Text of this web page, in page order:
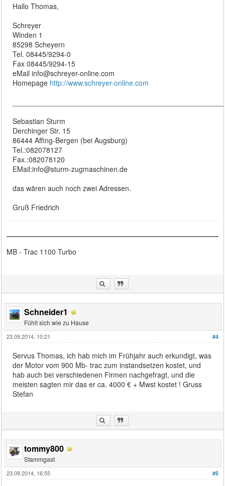
Hallo Thomas,
Schreyer
Winden 1
85298 Scheyern
Tel. 08445/9294-0
Fax 08445/9294-15
eMail info@schreyer-online.com
Homepage http://www.schreyer-online.com
Sebastian Sturm
Derchinger Str. 15
86444 Affing-Bergen (bei Augsburg)
Tel.:082078127
Fax.:082078120
EMail:info@sturm-zugmaschinen.de
das wären auch noch zwei Adressen.
Gruß Friedrich
MB - Trac 1100 Turbo
Schneider1
Fühlt sich wie zu Hause
#4
23.09.2014, 10:21
Servus Thomas, ich hab mich im Frühjahr auch erkundigt, was
der Motor vom 900 Mb- trac zum instandsetzen kostet, und
hab auch bei verschiedenen Firmen nachgefragt, und die
meisten sagten mir das er ca. 4000 € + Mwst kostet ! Gruss
Stefan
tommy800
Stammgast
#5
23.09.2014, 16:55